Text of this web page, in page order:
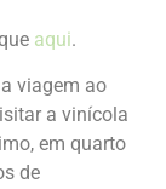
aqui.
viagem ao
a vinícola
em quarto
de